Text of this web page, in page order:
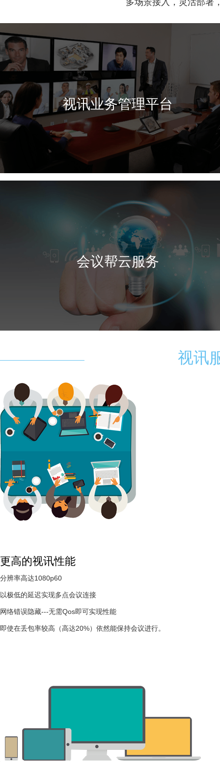
多场景接入，灵活部署
视讯业务管理平台
会议帮云服务
视讯
更高的视讯性能
分辨率高达1080p60
以极低的延迟实现多点会议连接
网络错误隐藏---无需Qos即可实现性能
即使在丢包率较高（高达20%）依然能保持会议进行。